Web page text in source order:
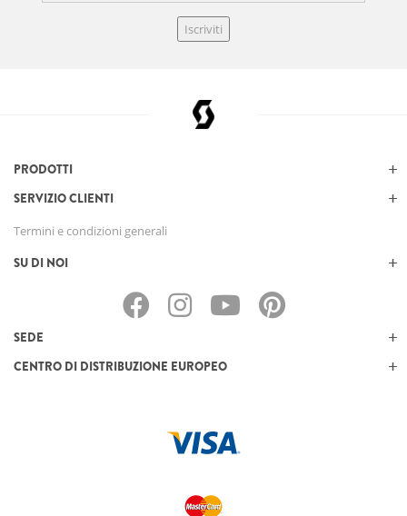
Iscriviti
PRODOTTI
SERVIZIO CLIENTI
Termini e condizioni generali
SU DI NOI
SEDE
CENTRO DI DISTRIBUZIONE EUROPEO